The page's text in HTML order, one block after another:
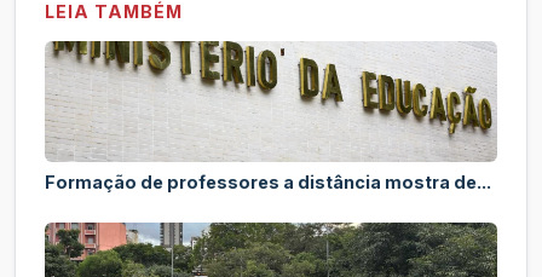
LEIA TAMBÉM
Formação de professores a distância mostra de...